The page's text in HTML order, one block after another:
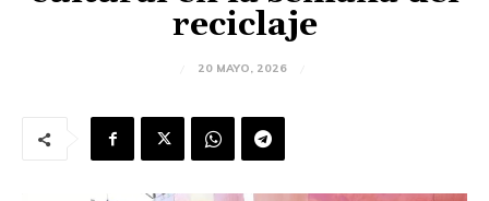
reciclaje
20 MAYO, 2026